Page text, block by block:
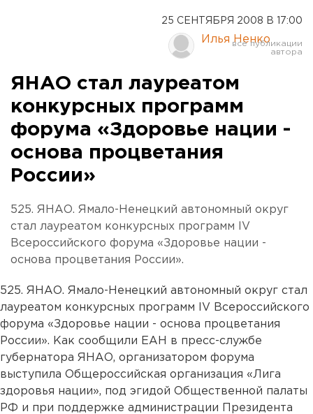
25 СЕНТЯБРЯ 2008 В 17:00
Илья Ненко
ЯНАО стал лауреатом
конкурсных программ
форума «Здоровье нации -
основа процветания
России»
525. ЯНАО. Ямало-Ненецкий автономный округ
стал лауреатом конкурсных программ IV
Всероссийского форума «Здоровье нации -
основа процветания России».
525. ЯНАО. Ямало-Ненецкий автономный округ стал
лауреатом конкурсных программ IV Всероссийского
форума «Здоровье нации - основа процветания
России». Как сообщили ЕАН в пресс-службе
губернатора ЯНАО, организатором форума
выступила Общероссийская организация «Лига
здоровья нации», под эгидой Общественной палаты
РФ и при поддержке администрации Президента